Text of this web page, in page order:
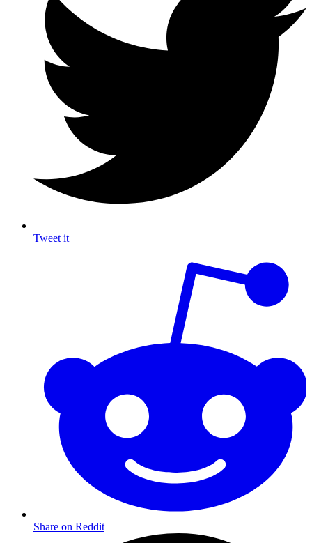
Tweet it
Share on Reddit